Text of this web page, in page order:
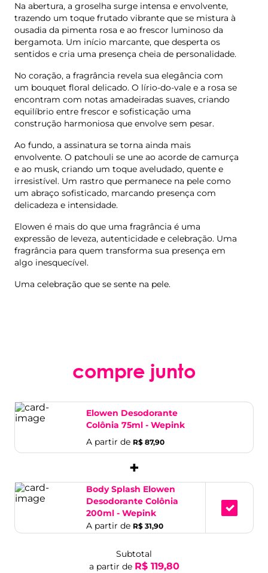
Na abertura, a groselha surge intensa e envolvente,
trazendo um toque frutado vibrante que se mistura à
ousadia da pimenta rosa e ao frescor luminoso da
bergamota. Um início marcante, que desperta os
sentidos e cria uma presença cheia de personalidade.
No coração, a fragrância revela sua elegância com
um bouquet floral delicado. O lírio-do-vale e a rosa se
encontram com notas amadeiradas suaves, criando
equilíbrio entre frescor e sofisticação uma
construção harmoniosa que envolve sem pesar.
Ao fundo, a assinatura se torna ainda mais
envolvente. O patchouli se une ao acorde de camurça
e ao musk, criando um toque aveludado, quente e
irresistível. Um rastro que permanece na pele como
um abraço sofisticado, marcando presença com
delicadeza e intensidade.
Elowen é mais do que uma fragrância é uma
expressão de leveza, autenticidade e celebração. Uma
fragrância para quem transforma sua presença em
algo inesquecível.
Uma celebração que se sente na pele.
compre junto
Elowen Desodorante
Colônia 75ml - Wepink
A partir de R$ 87,90
+
Body Splash Elowen
Desodorante Colônia
200ml - Wepink
A partir de R$ 31,90
Subtotal
a partir de R$ 119,80